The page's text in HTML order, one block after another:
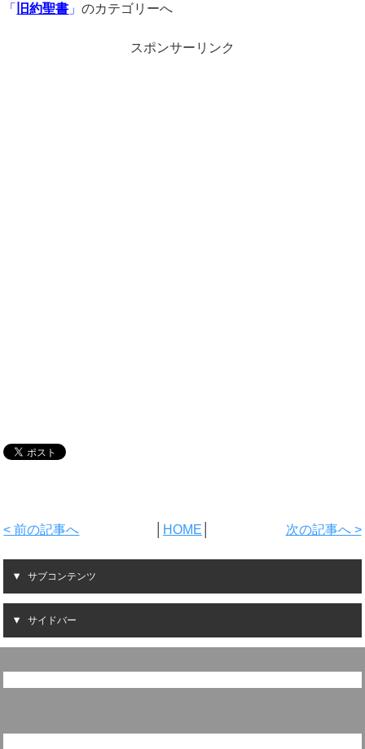
「 旧約聖書 」のカテゴリーへ
スポンサーリンク
< 前の記事へ HOME 次の記事へ >
サブコンテンツ
サイドバー